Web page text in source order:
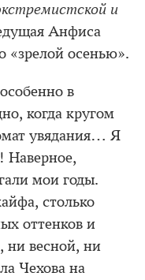
и
Анфиса
«зрелой осенью».
в
когда кругом
увядания… Я
мои годы.
столько
оттенков и
ни весной, ни
Чехова на